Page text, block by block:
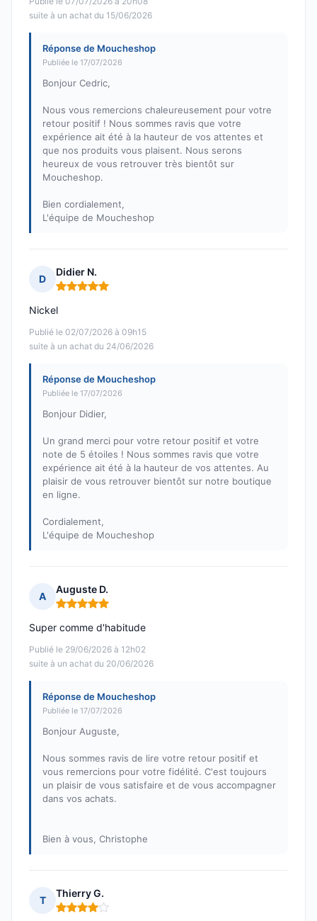
suite à un achat du 15/06/2026
Réponse de Moucheshop
Publiée le 17/07/2026
Bonjour Cedric,
Nous vous remercions chaleureusement pour votre
retour positif ! Nous sommes ravis que votre
expérience ait été à la hauteur de vos attentes et
que nos produits vous plaisent. Nous serons
heureux de vous retrouver très bientôt sur
Moucheshop.
Bien cordialement,
L'équipe de Moucheshop
D
Didier N.
Note : 5 sur 5
Publié le 02/07/2026 à 09h15
suite à un achat du 24/06/2026
Nickel
Réponse de Moucheshop
Publiée le 17/07/2026
Bonjour Didier,
Un grand merci pour votre retour positif et votre
note de 5 étoiles ! Nous sommes ravis que votre
expérience ait été à la hauteur de vos attentes. Au
plaisir de vous retrouver bientôt sur notre boutique
en ligne.
Cordialement,
L'équipe de Moucheshop
A
Auguste D.
Note : 5 sur 5
Publié le 29/06/2026 à 12h02
suite à un achat du 20/06/2026
Super comme d'habitude
Réponse de Moucheshop
Publiée le 17/07/2026
Bonjour Auguste,
Nous sommes ravis de lire votre retour positif et
vous remercions pour votre fidélité. C'est toujours
un plaisir de vous satisfaire et de vous accompagner
dans vos achats.
Bien à vous, Christophe
T
Thierry G.
Note : 4 sur 5